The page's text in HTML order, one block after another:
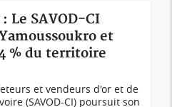
Le SAVOD-CI
et
% du territoire
et vendeurs d'or et de
(SAVOD-CI) poursuit son